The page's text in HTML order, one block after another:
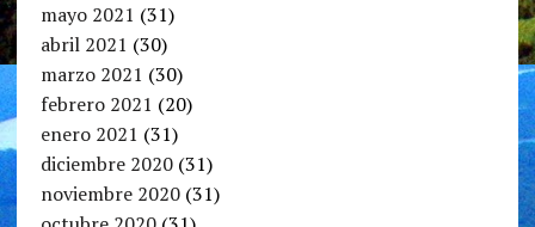
mayo 2021 (31)
abril 2021 (30)
marzo 2021 (30)
febrero 2021 (20)
enero 2021 (31)
diciembre 2020(31)
noviembre 2020(31)